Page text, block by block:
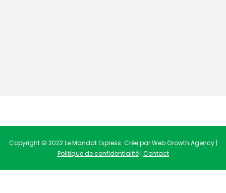
Copyright © 2022 Le Mandat Express. Crée par Web Growth Agency |
Politique de confidentialité| Contact